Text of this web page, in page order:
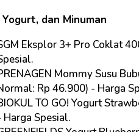
Yogurt, dan Minuman
Eksplor 3+ Pro Coklat
.
Mommy Susu
Rp 46.900) - Harga
TO GO! Yogurt
Harga Spesial.